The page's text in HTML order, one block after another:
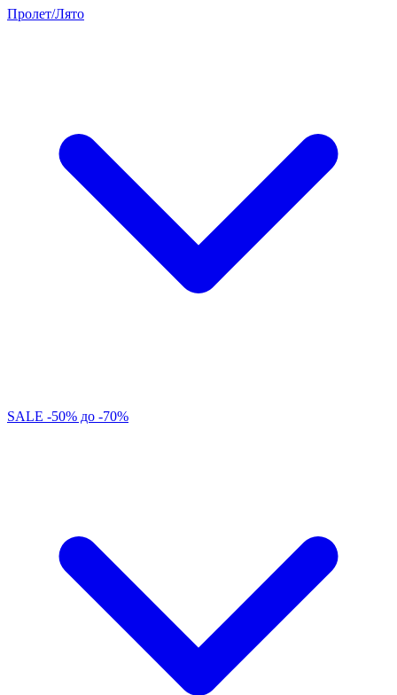
Пролет/Лято
SALE -50% до -70%